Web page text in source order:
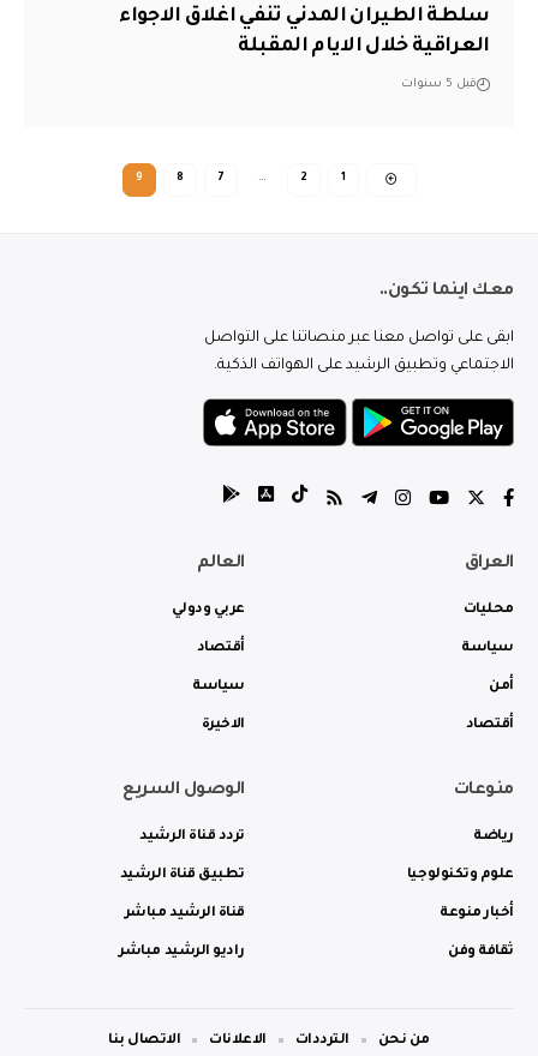
سلطة الطيران المدني تنفي اغلاق الاجواء
العراقية خلال الايام المقبلة
قبل 5 سنوات
1
2
…
7
8
9
معك اينما تكون..
ابقى على تواصل معنا عبر منصاتنا على التواصل
الاجتماعي وتطبيق الرشيد على الهواتف الذكية.
العراق
محليات
سياسة
أمن
أقتصاد
العالم
عربي ودولي
أقتصاد
سياسة
الاخيرة
منوعات
رياضة
علوم وتكنولوجيا
أخبار منوعة
ثقافة وفن
الوصول السريع
تردد قناة الرشيد
تطبيق قناة الرشيد
قناة الرشيد مباشر
راديو الرشيد مباشر
من نحن الترددات الاعلانات الاتصال بنا